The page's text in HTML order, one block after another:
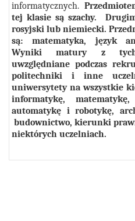
informatycznych.
tej klasie są szachy.
rosyjski lub niemiecki.
są: matematyka, język
Wyniki matury z
uwzględniane podczas
politechniki i inne
uniwersytety na wszystkie
informatykę,
automatykę i robotykę,
budownictwo, kierunki
niektórych uczelniach.